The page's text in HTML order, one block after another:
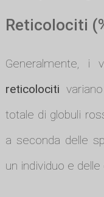
Reticolociti
Generalmente, i
reticolociti
totale di globuli
a seconda delle
un individuo e